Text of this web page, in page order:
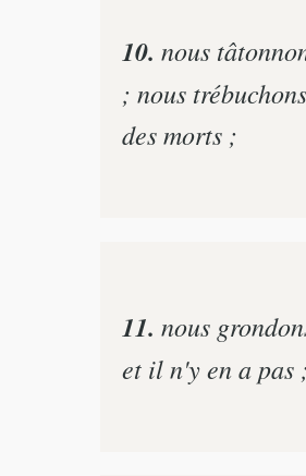
10. nous
; nous
des morts ;
11. nous
et il n'y en a